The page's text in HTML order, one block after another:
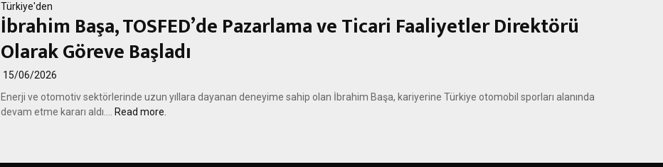
Türkiye'den
İbrahim Başa, TOSFED’de Pazarlama ve Ticari Faaliyetler Direktörü
Olarak Göreve Başladı
15/06/2026
Enerji ve otomotiv sektörlerinde uzun yıllara dayanan deneyime sahip olan İbrahim Başa, kariyerine Türkiye otomobil sporları alanında
devam etme kararı aldı....
Read more.